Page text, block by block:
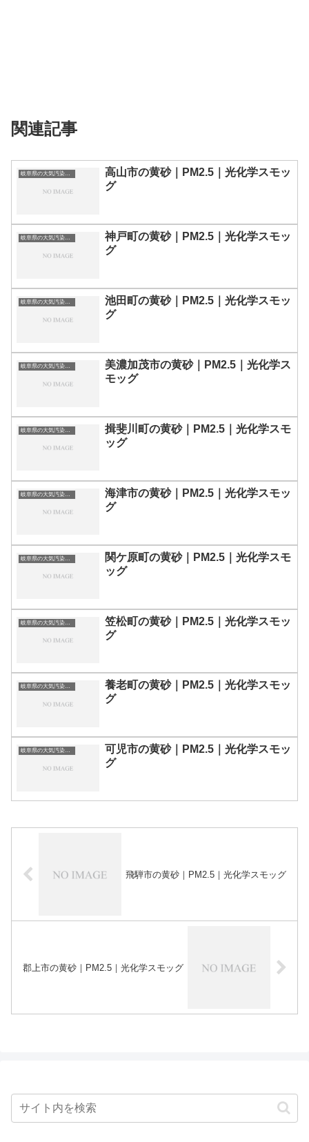
関連記事
岐阜県の大気汚染・PM2.5・黄砂・エアロゾルの数値
高山市の黄砂｜PM2.5｜光化学スモッ
グ
岐阜県の大気汚染・PM2.5・黄砂・エアロゾルの数値
神戸町の黄砂｜PM2.5｜光化学スモッ
グ
岐阜県の大気汚染・PM2.5・黄砂・エアロゾルの数値
池田町の黄砂｜PM2.5｜光化学スモッ
グ
岐阜県の大気汚染・PM2.5・黄砂・エアロゾルの数値
美濃加茂市の黄砂｜PM2.5｜光化学ス
モッグ
岐阜県の大気汚染・PM2.5・黄砂・エアロゾルの数値
揖斐川町の黄砂｜PM2.5｜光化学スモ
ッグ
岐阜県の大気汚染・PM2.5・黄砂・エアロゾルの数値
海津市の黄砂｜PM2.5｜光化学スモッ
グ
岐阜県の大気汚染・PM2.5・黄砂・エアロゾルの数値
関ケ原町の黄砂｜PM2.5｜光化学スモ
ッグ
岐阜県の大気汚染・PM2.5・黄砂・エアロゾルの数値
笠松町の黄砂｜PM2.5｜光化学スモッ
グ
岐阜県の大気汚染・PM2.5・黄砂・エアロゾルの数値
養老町の黄砂｜PM2.5｜光化学スモッ
グ
岐阜県の大気汚染・PM2.5・黄砂・エアロゾルの数値
可児市の黄砂｜PM2.5｜光化学スモッ
グ
飛騨市の黄砂｜PM2.5｜光化学スモッグ
郡上市の黄砂｜PM2.5｜光化学スモッグ